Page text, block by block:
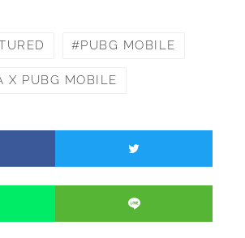
PUBG MOBILE
X PUBG MOBILE